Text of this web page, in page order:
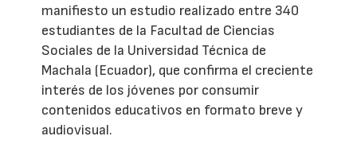
manifiesto un estudio realizado entre 340
estudiantes de la Facultad de Ciencias
Sociales de la Universidad Técnica de
Machala (Ecuador), que confirma el creciente
interés de los jóvenes por consumir
contenidos educativos en formato breve y
audiovisual.